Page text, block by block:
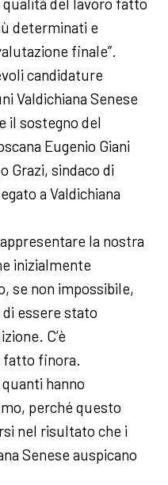
qualità del lavoro fatto
determinati e
finale”.
candidature
Valdichiana Senese
il sostegno del
Eugenio Giani
Grazi, sindaco di
a Valdichiana
la nostra
inizialmente
se non impossibile,
di essere stato
C’è
fatto finora.
hanno
perché questo
nel risultato che i
Senese auspicano